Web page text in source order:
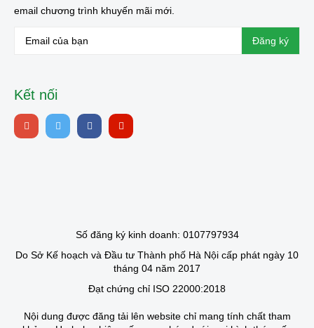
email chương trình khuyến mãi mới.
Kết nối
Số đăng ký kinh doanh: 0107797934
Do Sở Kế hoạch và Đầu tư Thành phố Hà Nội cấp phát ngày 10
tháng 04 năm 2017
Đạt chứng chỉ ISO 22000:2018
Nội dung được đăng tải lên website chỉ mang tính chất tham